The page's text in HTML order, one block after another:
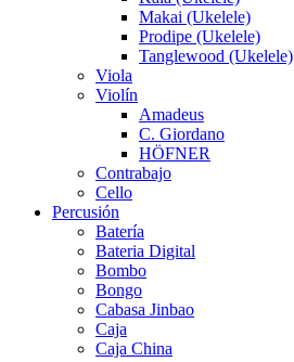
Makai (Ukelele)
Prodipe (Ukelele)
Tanglewood (Ukelele)
Viola
Violín
Amadeus
C. Giordano
HÖFNER
Contrabajo
Cello
Percusión
Batería
Bateria Digital
Bombo
Bongo
Cabasa Jinbao
Caja
Caja China